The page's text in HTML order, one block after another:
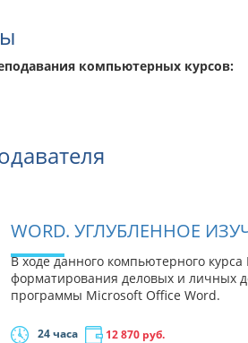
компьютерных курсов:
WORD. УГЛУБЛЕННОЕ
В ходе данного компьютерного
форматирования деловых и личных
программы Microsoft Office Word.
24 часа 12 870 руб.